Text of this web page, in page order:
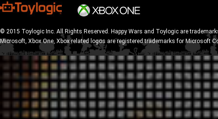
© 2015 Toylogic Inc. All Rights Reserved. Happy Wars and Toylogic are
Microsoft, Xbox One, Xbox related logos are registered trademarks for Microsoft